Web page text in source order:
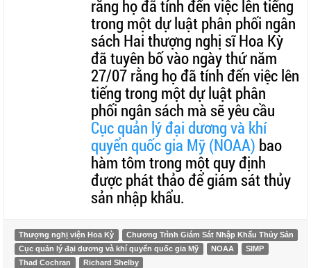
rằng họ đã tính đến việc lên tiếng
trong một dự luật phân phối ngân
sách Hai thượng nghị sĩ Hoa Kỳ
đã tuyên bố vào ngày thứ năm
27/07 rằng họ đã tính đến việc lên
tiếng trong một dự luật phân
phối ngân sách mà sẽ yêu cầu
Cục quản lý đại dương và khí
quyển quốc gia Mỹ (NOAA) bao
hàm tôm trong một quy định
được phát thảo để giám sát thủy
sản nhập khẩu.
Thượng nghị viện Hoa Kỳ
Chương Trình Giám Sát Nhập Khẩu Thủy Sản
Cục quản lý đại dương và khí quyển quốc gia Mỹ
NOAA
SIMP
Thad Cochran
Richard Shelby